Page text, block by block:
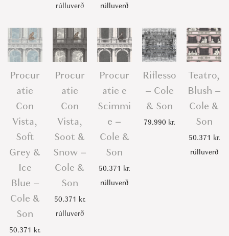
rúlluverð
rúlluverð
Procur
atie
Con
Vista,
Soft
Grey &
Ice
Blue –
Cole &
Son
50.371 kr.
Procur
atie
Con
Vista,
Soot &
Snow –
Cole &
Son
50.371 kr.
rúlluverð
Procur
atie e
Scimmi
e –
Cole &
Son
50.371 kr.
rúlluverð
Riflesso
– Cole
& Son
79.990 kr.
Teatro,
Blush –
Cole &
Son
50.371 kr.
rúlluverð